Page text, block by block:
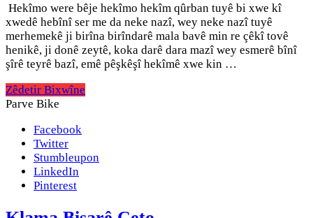
Hekîmo were bêje hekîmo hekîm qûrban tuyê bi xwe kî
xwedê hebînî ser me da neke nazî, wey neke nazî tuyê
merhemekê ji birîna birîndarê mala bavê min re çêkî tovê
henikê, ji donê zeytê, koka darê dara mazî wey esmerê bînî
şîrê teyrê bazî, emê pêşkêşî hekîmê xwe kin …
Zêdetir Bixwîne
Parve Bike
Facebook
Twitter
Stumbleupon
LinkedIn
Pinterest